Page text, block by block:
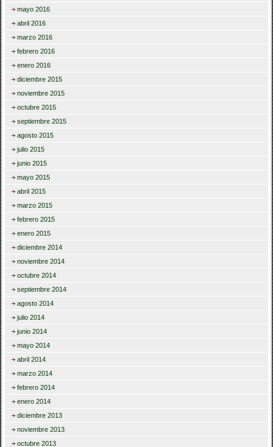
mayo 2016
abril 2016
marzo 2016
febrero 2016
enero 2016
diciembre 2015
noviembre 2015
octubre 2015
septiembre 2015
agosto 2015
julio 2015
junio 2015
mayo 2015
abril 2015
marzo 2015
febrero 2015
enero 2015
diciembre 2014
noviembre 2014
octubre 2014
septiembre 2014
agosto 2014
julio 2014
junio 2014
mayo 2014
abril 2014
marzo 2014
febrero 2014
enero 2014
diciembre 2013
noviembre 2013
octubre 2013